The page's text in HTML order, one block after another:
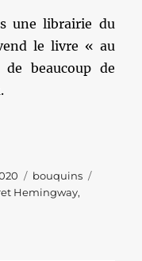
une librairie du
le livre « au
beaucoup de
Catégories
bouquins
Hemingway,